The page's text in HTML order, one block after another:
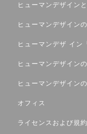
ヒューマンデザイン
ヒューマンデザイン
ヒューマンデザ イン
ヒューマンデザイン
ヒューマンデザイン
オフィス
ライセンスおよび規